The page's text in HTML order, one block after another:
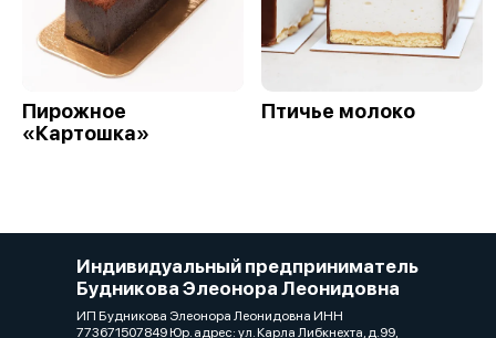
Пирожное
«Картошка»
Птичье молоко
Индивидуальный предприниматель
Будникова Элеонора Леонидовна
ИП Будникова Элеонора Леонидовна ИНН
773671507849 Юр. адрес: ул. Карла Либкнехта, д.99,